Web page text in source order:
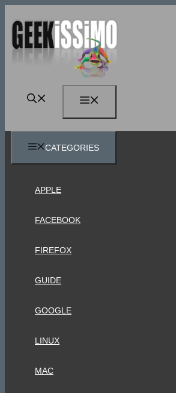
contenuto
CATEGORIES
APPLE
FACEBOOK
FIREFOX
GUIDE
GOOGLE
LINUX
MAC